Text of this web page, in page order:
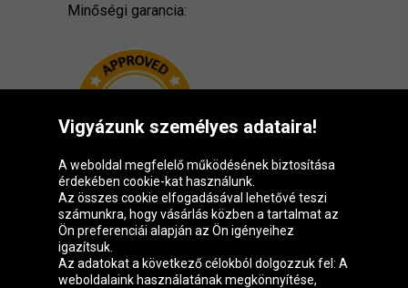
Minőségi garancia:
Oponeo csoport
Vigyázunk személyes adataira!
A weboldal megfelelő működésének biztosítása
érdekében cookie-kat használunk.
Az összes cookie elfogadásával lehetővé teszi
számunkra, hogy vásárlás közben a tartalmat az
Ön preferenciái alapján az Ön igényeihez
igazítsuk.
Az adatokat a következő célokból dolgozzuk fel: A
weboldalaink használatának megkönnyítése,